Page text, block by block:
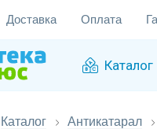
Доставка Оплата
Каталог
Каталог Антикатарал